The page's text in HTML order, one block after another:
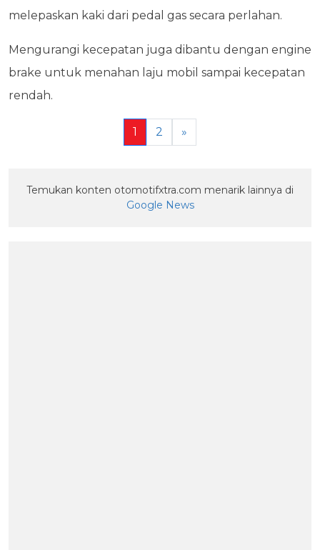
melepaskan kaki dari pedal gas secara perlahan.
Mengurangi kecepatan juga dibantu dengan engine
brake untuk menahan laju mobil sampai kecepatan
rendah.
1 2 »
Temukan konten otomotifxtra.com menarik lainnya di
Google News